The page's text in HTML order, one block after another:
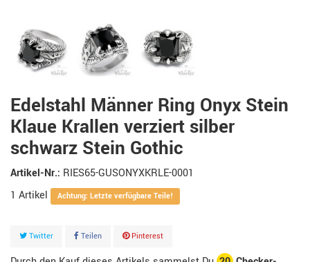
Edelstahl Männer Ring Onyx Stein
Klaue Krallen verziert silber
schwarz Stein Gothic
Artikel-Nr.: RIES65-GUSONYXKRLE-0001
1 Artikel Achtung: Letzte verfügbare Teile!
Twitter Teilen Pinterest